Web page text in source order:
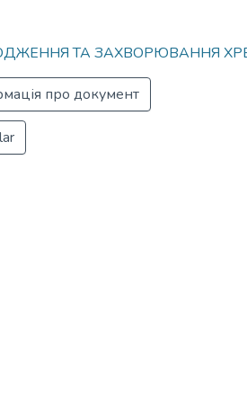
ТА ЗАХВОРЮВАННЯ
про документ